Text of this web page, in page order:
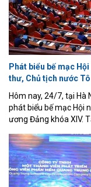
Phát biểu bế mạc
thư, Chủ tịch nước
Hôm nay, 24/7, tại Hà
phát biểu bế mạc Hội
ương Đảng khóa XIV.
Lâm.